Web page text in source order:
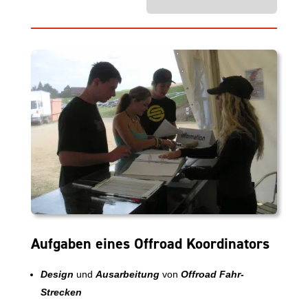
Aufgaben eines Offroad Koordinators
Design und Ausarbeitung von Offroad Fahr-
Strecken